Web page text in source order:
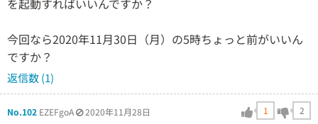
を起動すればいいんですか？
今回なら2020年11月30日（月）の5時ちょっと前がいいん
ですか？
返信数 (1)
No.102 EZEFgoA 2020年11月28日 1 2